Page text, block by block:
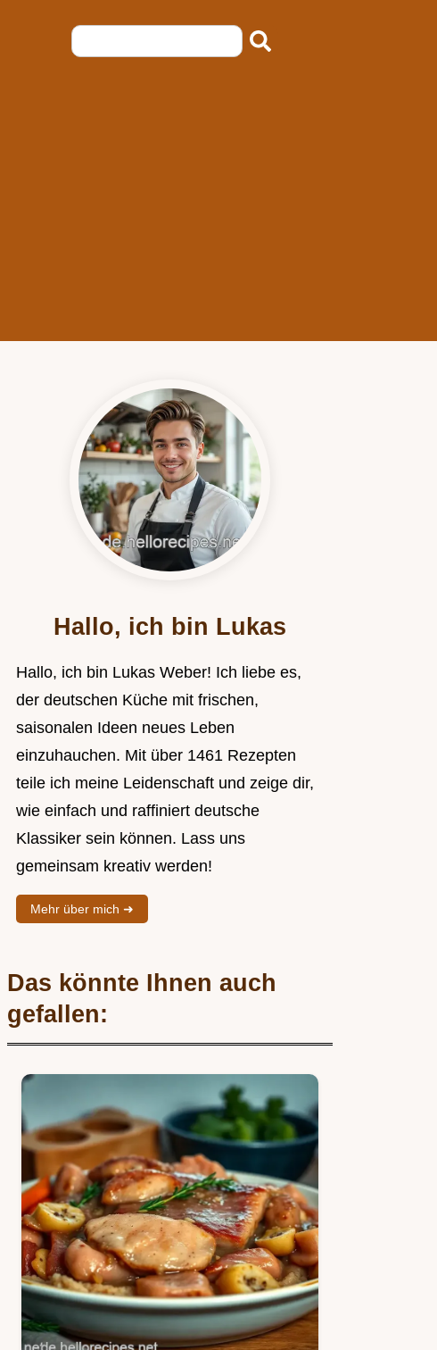
Hallo, ich bin Lukas
Hallo, ich bin Lukas Weber! Ich liebe es,
der deutschen Küche mit frischen,
saisonalen Ideen neues Leben
einzuhauchen. Mit über 1461 Rezepten
teile ich meine Leidenschaft und zeige dir,
wie einfach und raffiniert deutsche
Klassiker sein können. Lass uns
gemeinsam kreativ werden!
Mehr über mich ➜
Das könnte Ihnen auch
gefallen: